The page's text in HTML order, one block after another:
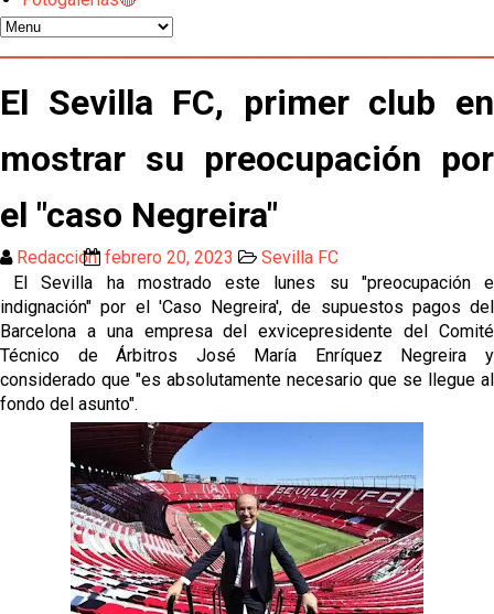
Diomande ya es madridista mientras Rodri agita el
mercado
Los posibles herederos del número 16 tras la
marcha de Juanlu
Alberto Flores, muy cerca de convertirse en nuevo
jugador del Granada CF
El Granada negocia con el Sevilla FC por Alberto
Flores
El Sevilla continúa con despidos y rechaza una
oferta de 420 millones por el club
El Sevilla mueve ficha por Robbie Ure: la opción 'A'
para el ataque nervionense
Los contratiempos para García Plaza por la mala
gestión de un inválido Consejo
El Sevilla C se queda en Tercera Federación
El Sevilla FC, primer club en
mostrar su preocupación por
el "caso Negreira"
Redacción febrero 20, 2023
Sevilla FC
El Sevilla ha mostrado este lunes su "preocupación e
indignación" por el 'Caso Negreira', de supuestos pagos del
Barcelona a una empresa del exvicepresidente del Comité
Técnico de Árbitros José María Enríquez Negreira y
considerado que "es absolutamente necesario que se llegue al
fondo del asunto".